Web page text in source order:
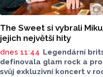
The Sweet si vybrali
jejich největší hity
dnes 11:44 Legendární
definovala glam rock a
svůj exkluzivní koncert v